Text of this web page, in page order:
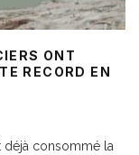
ONT
RECORD EN
déjà consommé la